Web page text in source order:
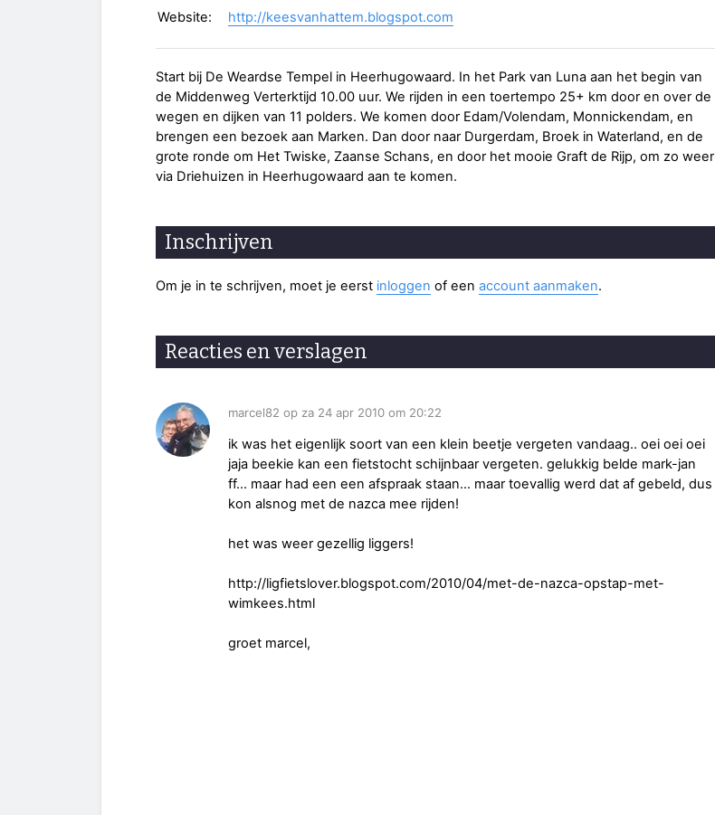
Website:
http://keesvanhattem.blogspot.com
Start bij De Weardse Tempel in Heerhugowaard. In het Park van Luna aan het begin van
de Middenweg Verterktijd 10.00 uur. We rijden in een toertempo 25+ km door en over de
wegen en dijken van 11 polders. We komen door Edam/Volendam, Monnickendam, en
brengen een bezoek aan Marken. Dan door naar Durgerdam, Broek in Waterland, en de
grote ronde om Het Twiske, Zaanse Schans, en door het mooie Graft de Rijp, om zo weer
via Driehuizen in Heerhugowaard aan te komen.
Inschrijven
Om je in te schrijven, moet je eerst inloggen of een account aanmaken.
Reacties en verslagen
marcel82 op za 24 apr 2010 om 20:22
ik was het eigenlijk soort van een klein beetje vergeten vandaag.. oei oei oei
jaja beekie kan een fietstocht schijnbaar vergeten. gelukkig belde mark-jan
ff... maar had een een afspraak staan... maar toevallig werd dat af gebeld, dus
kon alsnog met de nazca mee rijden!
het was weer gezellig liggers!
http://ligfietslover.blogspot.com/2010/04/met-de-nazca-opstap-met-
wimkees.html
groet marcel,